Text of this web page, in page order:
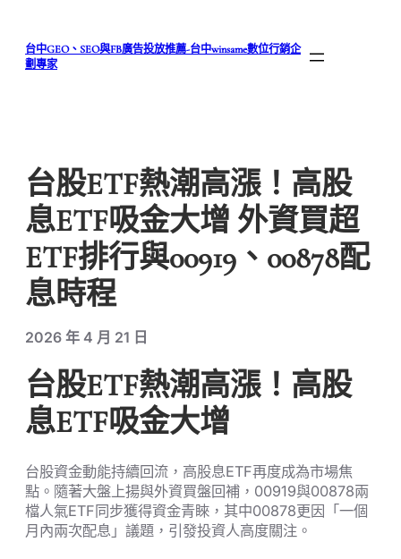
台中GEO、SEO與FB廣告投放推薦-台中winsame數位行銷企
劃專家
台股ETF熱潮高漲！高股
息ETF吸金大增 外資買超
ETF排行與00919、00878配
息時程
2026 年 4 月 21 日
台股ETF熱潮高漲！高股
息ETF吸金大增
台股資金動能持續回流，高股息ETF再度成為市場焦
點。隨著大盤上揚與外資買盤回補，00919與00878兩
檔人氣ETF同步獲得資金青睞，其中00878更因「一個
月內兩次配息」議題，引發投資人高度關注。